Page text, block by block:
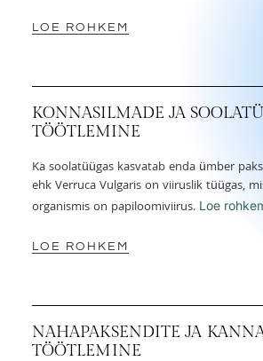
LOE ROHKEM
KONNASILMADE JA
TÖÖTLEMINE
Ka soolatüügas kasvatab enda ümber
ehk Verruca Vulgaris on viiruslik tüügas,
organismis on papiloomiviirus. Loe
LOE ROHKEM
NAHAPAKSENDITE JA
TÖÖTLEMINE